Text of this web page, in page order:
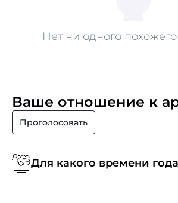
Нет ни одного
Ваше отношение к
Проголосовать
Для какого времени